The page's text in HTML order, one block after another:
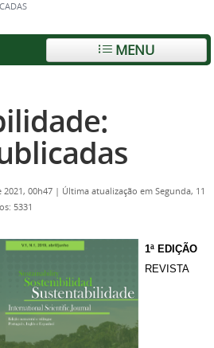
MENU
2021, 00h47 | Última atualização em Segunda, 11
5331
1ª EDIÇÃO
REVISTA